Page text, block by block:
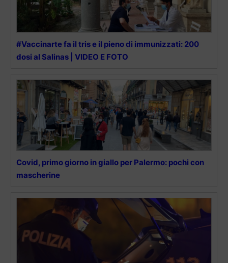
#Vaccinarte fa il tris e il pieno di immunizzati: 200
dosi al Salinas | VIDEO E FOTO
Covid, primo giorno in giallo per Palermo: pochi con
mascherine